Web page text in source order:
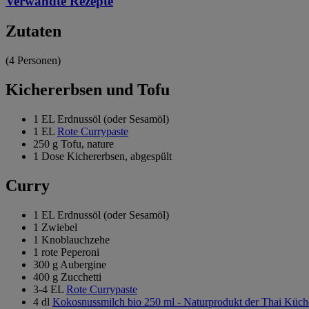
Zutaten
(4 Personen)
Kichererbsen und Tofu
1 EL Erdnussöl (oder Sesamöl)
1 EL Rote Currypaste
250 g Tofu, nature
1 Dose Kichererbsen, abgespült
Curry
1 EL Erdnussöl (oder Sesamöl)
1 Zwiebel
1 Knoblauchzehe
1 rote Peperoni
300 g Aubergine
400 g Zucchetti
3-4 EL Rote Currypaste
4 dl Kokosnussmilch bio 250 ml - Naturprodukt der Thai